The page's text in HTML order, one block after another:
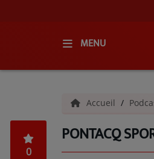
MENU
QUI SOMMES-NOUS ?
Accueil
PONTACQ
0